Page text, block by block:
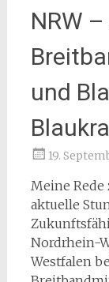
NRW
und
19.
Meine Rede
aktuelle
Nordrhein-
Westfalen